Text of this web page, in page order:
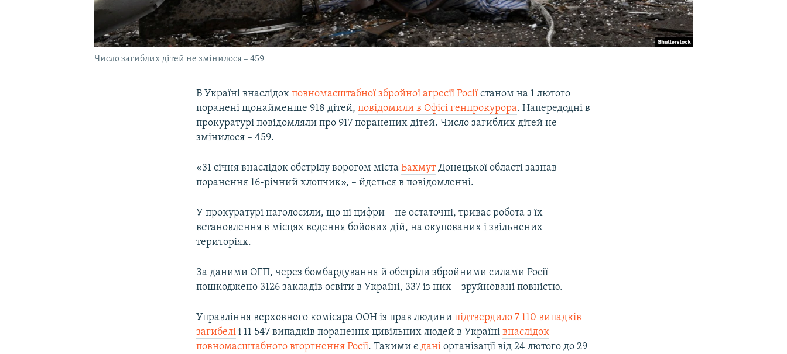
Число загиблих дітей не змінилося – 459
В Україні внаслідокповномасштабної збройної агресії Росії станом на 1 лютого
поранені щонайменше 918 дітей,повідомили в Офісі генпрокурора. Напередодні в
прокуратурі повідомляли про 917 поранених дітей. Число загиблих дітей не
змінилося – 459.
«31 січня внаслідок обстрілу ворогом містаБахмутДонецької області зазнав
поранення 16-річний хлопчик», – йдеться в повідомленні.
У прокуратурі наголосили, що ці цифри – не остаточні, триває робота з їх
встановлення в місцях ведення бойових дій, на окупованих і звільнених
територіях.
За даними ОГП, через бомбардування й обстріли збройними силами Росії
пошкоджено 3126 закладів освіти в Україні, 337 із них – зруйновані повністю.
Управління верховного комісара ООН із прав людинипідтвердило 7 110 випадків
загибелі і 11 547 випадків поранення цивільних людей в Українівнаслідок
повномасштабного вторгнення Росії. Такими єдані організації від 24 лютого до 29